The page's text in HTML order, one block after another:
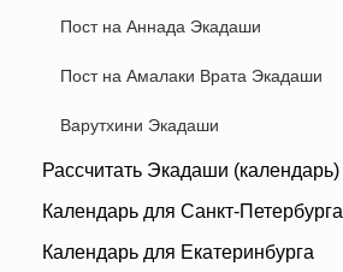
Пост на Аннада Экадаши
Пост на Амалаки Врата Экадаши
Варутхини Экадаши
Рассчитать Экадаши (календарь)
Календарь для Санкт-Петербурга
Календарь для Екатеринбурга